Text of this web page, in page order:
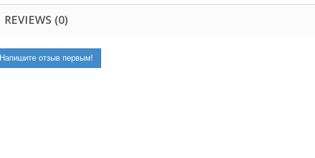
REVIEWS (0)
Напишите отзыв первым!